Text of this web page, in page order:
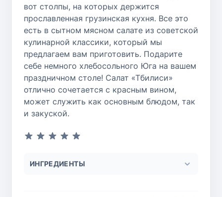
вот столпы, на которых держится
прославленная грузинская кухня. Все это
есть в сытном мясном салате из советской
кулинарной классики, который мы
предлагаем вам приготовить. Подарите
себе немного хлебосольного Юга на вашем
праздничном столе! Салат «Тбилиси»
отлично сочетается с красным вином,
может служить как основным блюдом, так
и закуской.
ИНГРЕДИЕНТЫ